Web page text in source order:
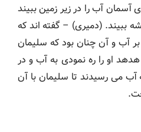
آسمان آب را در زیر زمین ببیند
ببیند. (دمیری) – گفته اند که
آب و آن چنان بود که سلیمان
هدهد او را ره نمودی به آب و در
آب می رسیدند تا سلیمان با آن